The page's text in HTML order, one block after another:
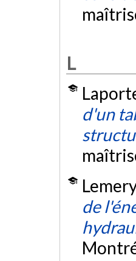
L
d'un
de